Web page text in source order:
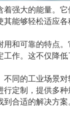
大的能量。它
能够轻松适应
可靠的特点。
作。这不仅降
的工业场景对
定制，提供多
合适的解决方案